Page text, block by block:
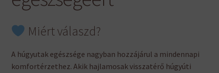
Miért válaszd?
A húgyutak egészsége nagyban hozzájárul a mindennapi
komfortérzethez. Akik hajlamosak visszatérő húgyúti